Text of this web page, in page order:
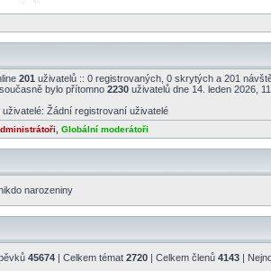
201 uživatelů :: 0 registrovaných, 0 skrytých a 201
bylo přítomno 2230 uživatelů dne 14. leden 2026,
uživatelé: Žádní registrovaní uživatelé
Globální moderátoři
narozeniny
45674 | Celkem témat 2720 | Celkem členů 4143 |